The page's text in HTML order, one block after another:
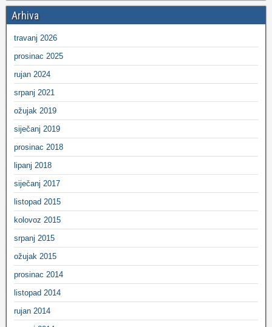
Arhiva
travanj 2026
prosinac 2025
rujan 2024
srpanj 2021
ožujak 2019
siječanj 2019
prosinac 2018
lipanj 2018
siječanj 2017
listopad 2015
kolovoz 2015
srpanj 2015
ožujak 2015
prosinac 2014
listopad 2014
rujan 2014